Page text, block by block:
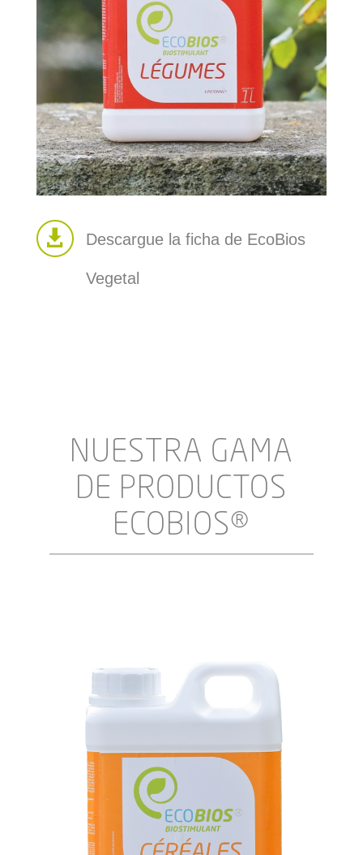
 Descargue la ficha de EcoBios
Vegetal
NUESTRA GAMA
DE PRODUCTOS
ECOBIOS®